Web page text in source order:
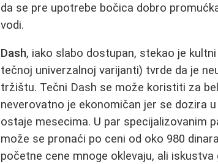
da se pre upotrebe bočica dobro
vodi.
Dash, iako slabo dostupan, stekao je
tečnoj univerzalnoj varijanti) tvrde da je
tržištu. Tečni Dash se može koristiti za
neverovatno je ekonomičan jer se dozira
ostaje mesecima. U par specijalizovanim
može se pronaći po ceni od oko 980
početne cene mnoge oklevaju, ali